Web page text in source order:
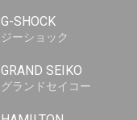
G-SHOCK
ジーショック
GRAND SEIKO
グランドセイコー